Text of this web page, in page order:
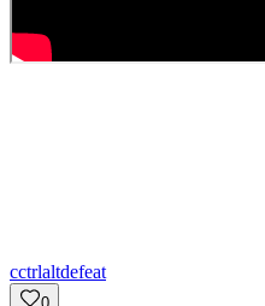
cctrlaltdefeat